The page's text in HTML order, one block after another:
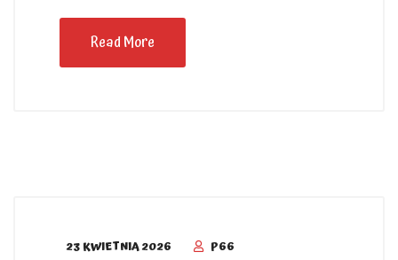
Read More
23 KWIETNIA 2026
P66